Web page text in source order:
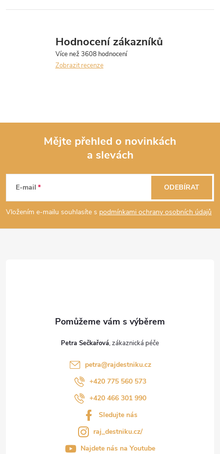
Hodnocení zákazníků
Zobrazit recenze
p
a
Mějte přehled o novinkách
a slevách
E-mail
Vložením e-mailu souhlasíte s podmínkami ochrany osobních údajů
ODEBÍRAT
Petra Sečkařová
petra@rajdestniku.cz
+420 775 560 573
+420 466 301 990
Sledujte nás
raj_destniku.cz/
Najdete nás na Youtube